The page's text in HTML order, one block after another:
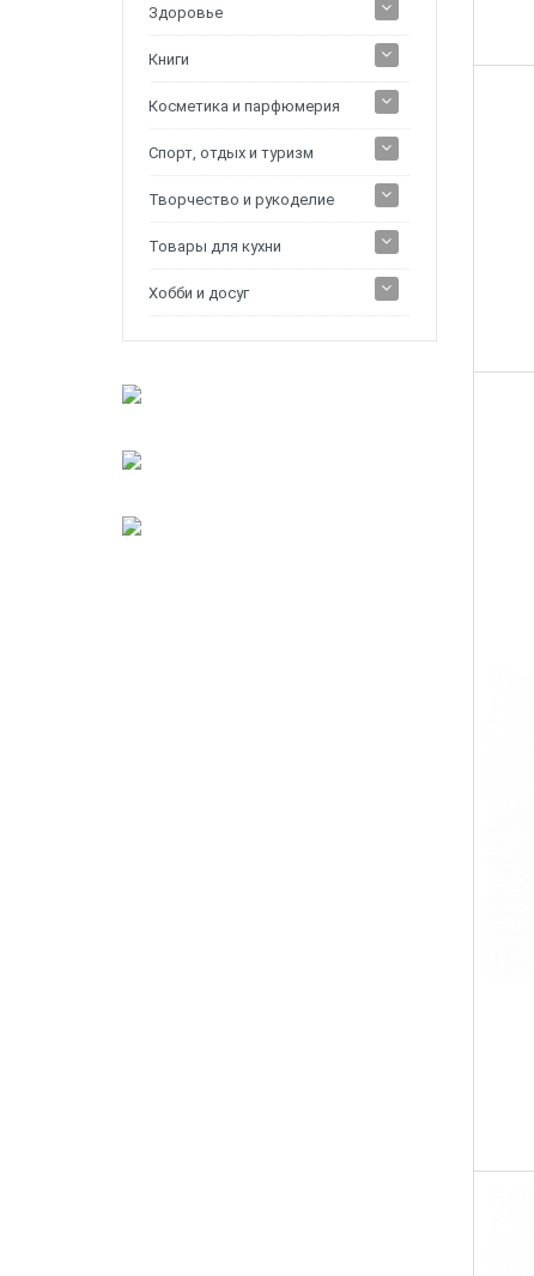
Здоровье
Книги
Косметика и парфюмерия
Спорт, отдых и туризм
Творчество и рукоделие
Товары для кухни
Хобби и досуг